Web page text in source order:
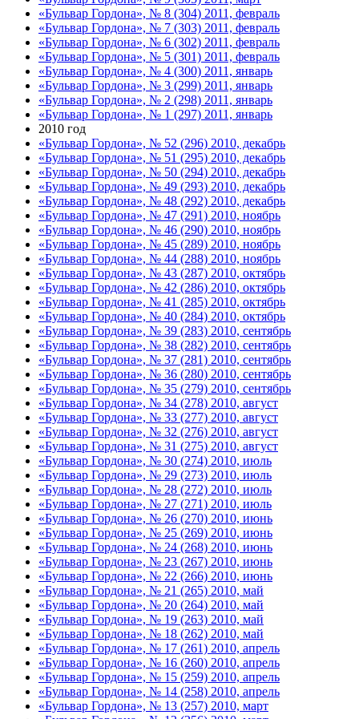
«Бульвар Гордона», № 8 (304) 2011, февраль
«Бульвар Гордона», № 7 (303) 2011, февраль
«Бульвар Гордона», № 6 (302) 2011, февраль
«Бульвар Гордона», № 5 (301) 2011, февраль
«Бульвар Гордона», № 4 (300) 2011, январь
«Бульвар Гордона», № 3 (299) 2011, январь
«Бульвар Гордона», № 2 (298) 2011, январь
«Бульвар Гордона», № 1 (297) 2011, январь
2010 год
«Бульвар Гордона», № 52 (296) 2010, декабрь
«Бульвар Гордона», № 51 (295) 2010, декабрь
«Бульвар Гордона», № 50 (294) 2010, декабрь
«Бульвар Гордона», № 49 (293) 2010, декабрь
«Бульвар Гордона», № 48 (292) 2010, декабрь
«Бульвар Гордона», № 47 (291) 2010, ноябрь
«Бульвар Гордона», № 46 (290) 2010, ноябрь
«Бульвар Гордона», № 45 (289) 2010, ноябрь
«Бульвар Гордона», № 44 (288) 2010, ноябрь
«Бульвар Гордона», № 43 (287) 2010, октябрь
«Бульвар Гордона», № 42 (286) 2010, октябрь
«Бульвар Гордона», № 41 (285) 2010, октябрь
«Бульвар Гордона», № 40 (284) 2010, октябрь
«Бульвар Гордона», № 39 (283) 2010, сентябрь
«Бульвар Гордона», № 38 (282) 2010, сентябрь
«Бульвар Гордона», № 37 (281) 2010, сентябрь
«Бульвар Гордона», № 36 (280) 2010, сентябрь
«Бульвар Гордона», № 35 (279) 2010, сентябрь
«Бульвар Гордона», № 34 (278) 2010, август
«Бульвар Гордона», № 33 (277) 2010, август
«Бульвар Гордона», № 32 (276) 2010, август
«Бульвар Гордона», № 31 (275) 2010, август
«Бульвар Гордона», № 30 (274) 2010, июль
«Бульвар Гордона», № 29 (273) 2010, июль
«Бульвар Гордона», № 28 (272) 2010, июль
«Бульвар Гордона», № 27 (271) 2010, июль
«Бульвар Гордона», № 26 (270) 2010, июнь
«Бульвар Гордона», № 25 (269) 2010, июнь
«Бульвар Гордона», № 24 (268) 2010, июнь
«Бульвар Гордона», № 23 (267) 2010, июнь
«Бульвар Гордона», № 22 (266) 2010, июнь
«Бульвар Гордона», № 21 (265) 2010, май
«Бульвар Гордона», № 20 (264) 2010, май
«Бульвар Гордона», № 19 (263) 2010, май
«Бульвар Гордона», № 18 (262) 2010, май
«Бульвар Гордона», № 17 (261) 2010, апрель
«Бульвар Гордона», № 16 (260) 2010, апрель
«Бульвар Гордона», № 15 (259) 2010, апрель
«Бульвар Гордона», № 14 (258) 2010, апрель
«Бульвар Гордона», № 13 (257) 2010, март